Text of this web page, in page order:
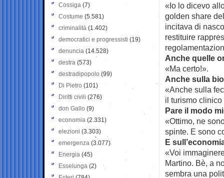
«Io lo dicevo
golden share
incitava di
restituire
Anche quelle
«Ma certo!».
Anche sulla
«Anche sulla
il turismo
Pare il modo
«Ottimo, ne
spinte. E sono
E
«Voi
Martino. Bè, a
sembra una
Cossiga (7)
Costume (5.581)
criminalità (1.402)
democratici e progressisti (19)
denuncia (14.528)
destra (573)
destradipopolo (99)
Di Pietro (101)
Diritti civili (276)
don Gallo (9)
economia (2.331)
elezioni (3.303)
emergenza (3.077)
Energia (45)
Esselunga (2)